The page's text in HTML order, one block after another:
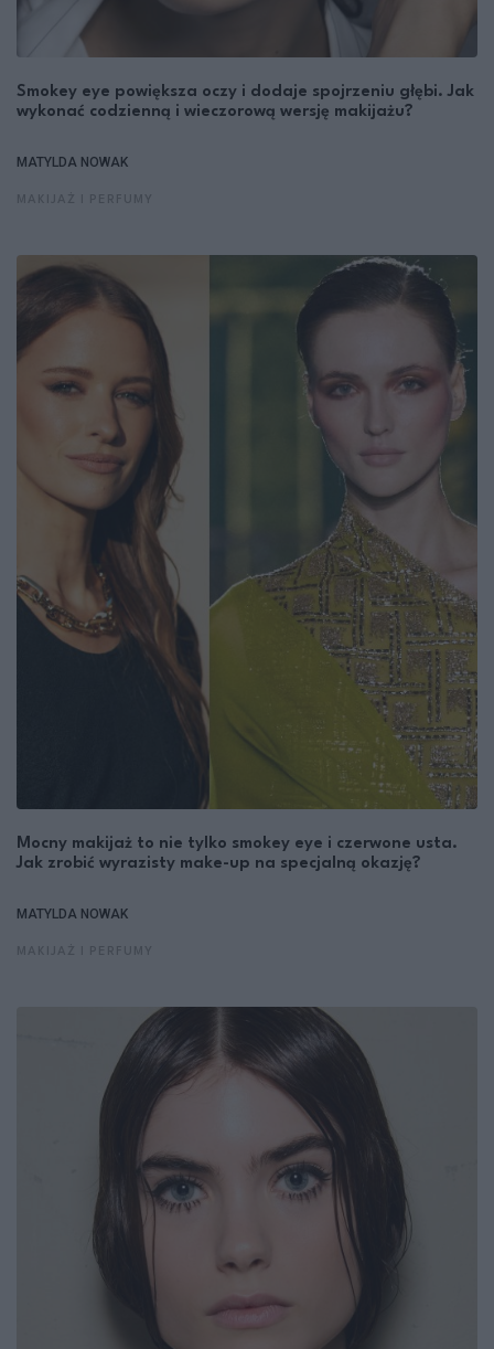
Smokey eye powiększa oczy i dodaje spojrzeniu głębi. Jak
wykonać codzienną i wieczorową wersję makijażu?
MATYLDA NOWAK
Mocny makijaż to nie tylko smokey eye i czerwone usta.
Jak zrobić wyrazisty make-up na specjalną okazję?
MATYLDA NOWAK